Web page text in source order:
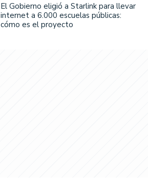
El Gobierno eligió a Starlink para llevar
internet a 6.000 escuelas públicas:
cómo es el proyecto